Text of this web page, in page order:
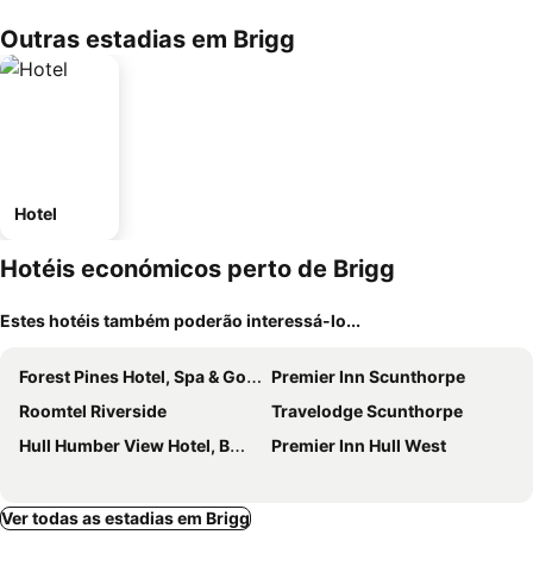
Outras estadias em Brigg
Hotel
Hotéis económicos perto de Brigg
Estes hotéis também poderão interessá-lo...
Forest Pines Hotel, Spa & Golf Resort
Premier Inn Scunthorpe
Roomtel Riverside
Travelodge Scunthorpe
Hull Humber View Hotel, BW Signature Collection
Premier Inn Hull West
Ver todas as estadias em Brigg